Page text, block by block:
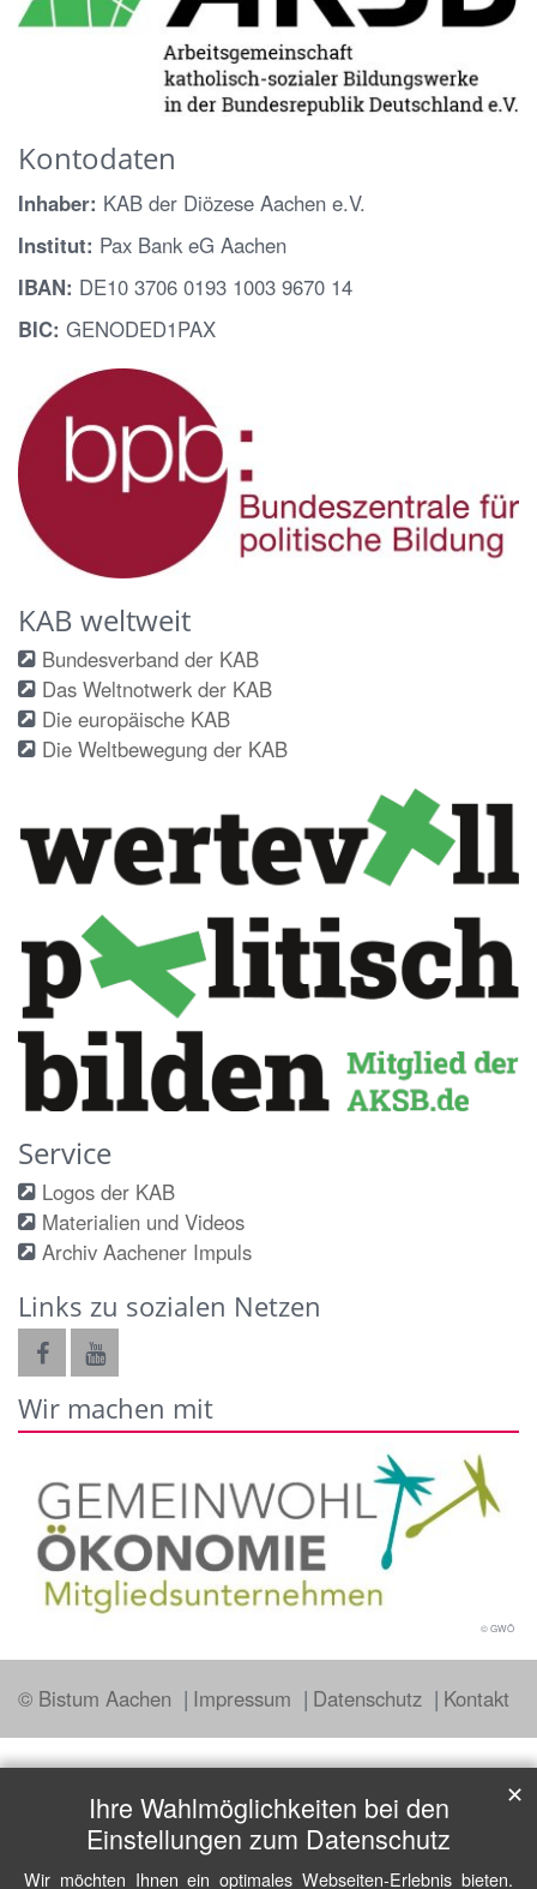
Kontodaten
Inhaber: KAB der Diözese Aachen e.V.
Institut: Pax Bank eG Aachen
IBAN: DE10 3706 0193 1003 9670 14
BIC: GENODED1PAX
KAB weltweit
Bundesverband der KAB
Das Weltnotwerk der KAB
Die europäische KAB
Die Weltbewegung der KAB
Service
Logos der KAB
Materialien und Videos
Archiv Aachener Impuls
Links zu sozialen Netzen
Wir machen mit
© GWÖ
© Bistum Aachen Impressum Datenschutz Kontakt
Ihre Wahlmöglichkeiten bei den
Einstellungen zum Datenschutz
Wir möchten Ihnen ein optimales Webseiten-Erlebnis bieten.
✕